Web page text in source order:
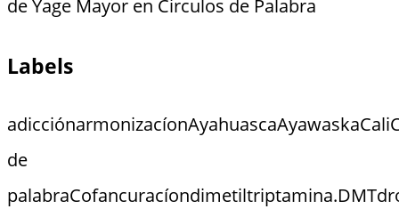
de Yage Mayor en Circulos de Palabra
Labels
adicciónarmonizacíonAyahuascaAyawaskaCali
de
palabraCofancuracíondimetiltriptamina.DMT